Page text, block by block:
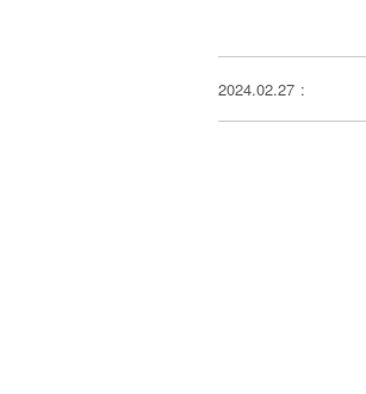
2024.02.27